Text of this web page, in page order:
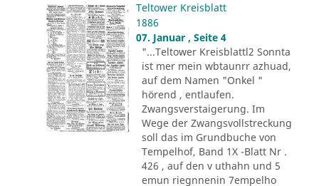
Teltower Kreisblatt
1886
07. Januar , Seite 4
"...Teltower Kreisblattl2 Sonnta
ist mer mein wbtaunrr azhuad,
auf dem Namen "Onkel "
hörend , entlaufen.
Zwangsverstaigerung. Im
Wege der Zwangsvollstreckung
soll das im Grundbuche von
Tempelhof, Band 1X -Blatt Nr .
426 , auf den v uthahn und 5
emun riegnnenin 7empelho